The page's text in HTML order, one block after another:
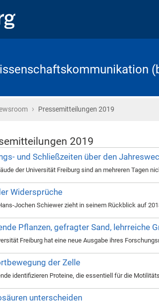
› Pressemitteilungen 2019
2019
und Schließzeiten über den
der Universität Freiburg sind an mehreren Tagen
Widersprüche
Jochen Schiewer zieht in seinem Rückblick auf
Pflanzen, gefragter Sand, lehrreiche
Freiburg hat eine neue Ausgabe ihres
der Zelle
identifizieren Proteine, die essentiell für die
unterscheiden